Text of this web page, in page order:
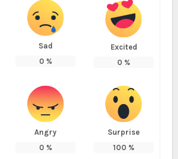
Sad
0 %
Excited
0 %
Angry
0 %
Surprise
100 %